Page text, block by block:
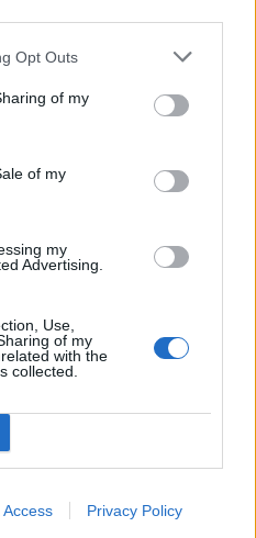
Opt Outs
of my
of my
my
Advertising.
Use,
of my
with the
collected.
Access Privacy Policy
commentare questo
e non rappresenta la linea editoriale
e indipendente. I messaggi inclusi nei
post inviati dai singoli lettori che
senza filtro preventivo. I commenti